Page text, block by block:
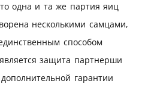
одна и та же партия яиц
несколькими самцами,
способом
защита партнерши
гарантии